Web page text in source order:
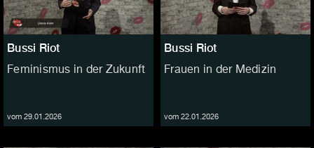
Bussi Riot
Feminismus in der Zukunft
vom 29.01.2026
Bussi Riot
Frauen in der Medizin
vom 22.01.2026